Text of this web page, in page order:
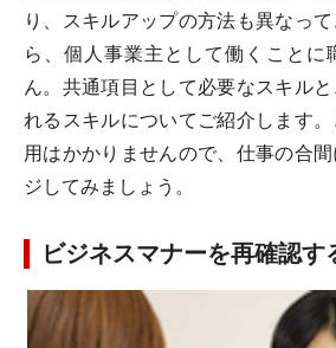
り、スキルアップの方法も異なっ
ら、個人事業主として働くことに
ん。共通項目として必要なスキル
れるスキルについてご紹介します
用はかかりませんので、仕事の合
ジしてみましょう。
ビジネスマナーを再確認す